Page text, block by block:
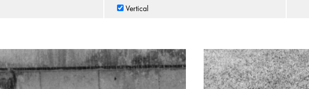
Vertical